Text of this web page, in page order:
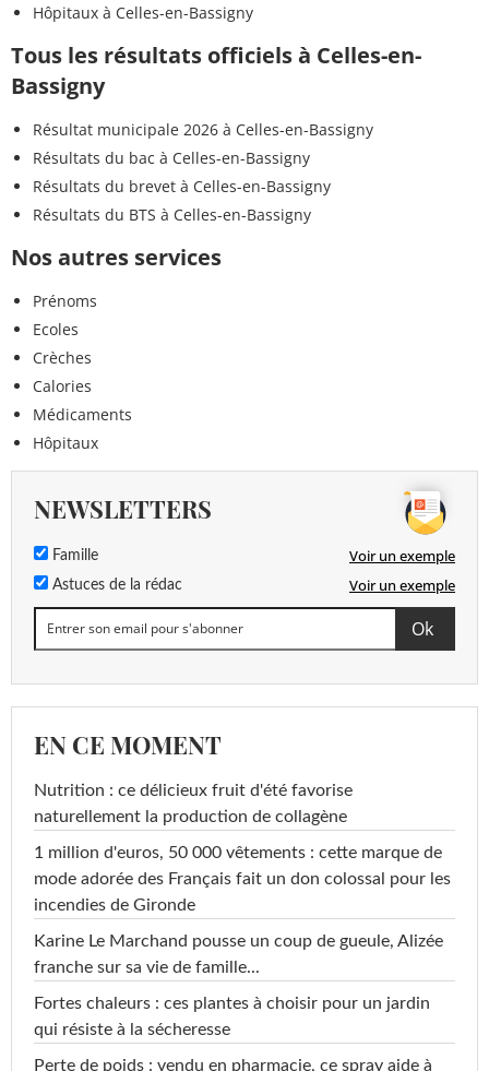
Hôpitaux à Celles-en-Bassigny
Tous les résultats officiels à Celles-en-
Bassigny
Résultat municipale 2026 à Celles-en-Bassigny
Résultats du bac à Celles-en-Bassigny
Résultats du brevet à Celles-en-Bassigny
Résultats du BTS à Celles-en-Bassigny
Nos autres services
Prénoms
Ecoles
Crèches
Calories
Médicaments
Hôpitaux
NEWSLETTERS
Famille Voir un exemple
Astuces de la rédac Voir un exemple
EN CE MOMENT
Nutrition : ce délicieux fruit d'été favorise
naturellement la production de collagène
1 million d'euros, 50 000 vêtements : cette marque de
mode adorée des Français fait un don colossal pour les
incendies de Gironde
Karine Le Marchand pousse un coup de gueule, Alizée
franche sur sa vie de famille...
Fortes chaleurs : ces plantes à choisir pour un jardin
qui résiste à la sécheresse
Perte de poids : vendu en pharmacie, ce spray aide à